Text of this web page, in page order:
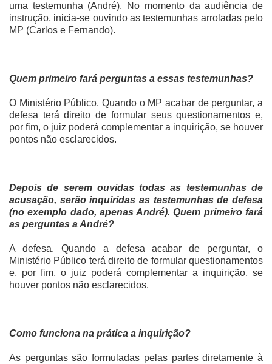
uma testemunha (André). No momento da audiência de
instrução, inicia-se ouvindo as testemunhas arroladas pelo
MP (Carlos e Fernando).
Quem primeiro fará perguntas a essas testemunhas?
O Ministério Público. Quando o MP acabar de perguntar, a
defesa terá direito de formular seus questionamentos e,
por fim, o juiz poderá complementar a inquirição, se houver
pontos não esclarecidos.
Depois de serem ouvidas todas as testemunhas de
acusação, serão inquiridas as testemunhas de defesa
(no exemplo dado, apenas André). Quem primeiro fará
as perguntas a André?
A defesa. Quando a defesa acabar de perguntar, o
Ministério Público terá direito de formular questionamentos
e, por fim, o juiz poderá complementar a inquirição, se
houver pontos não esclarecidos.
Como funciona na prática a inquirição?
As perguntas são formuladas pelas partes diretamente à